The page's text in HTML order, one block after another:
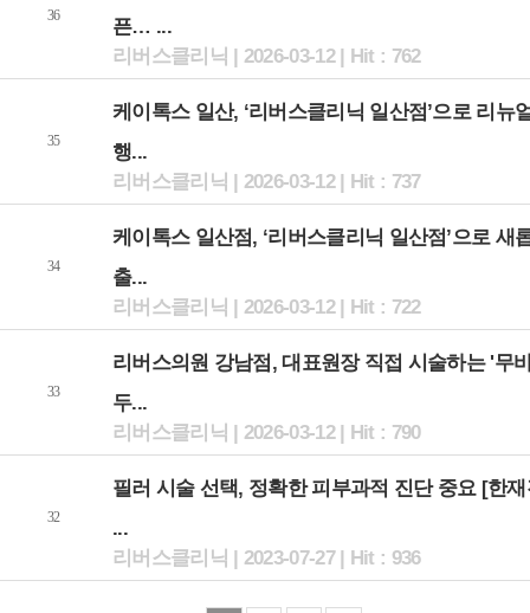
36
픈… ...
리버스클리닉 | 2026-03-12 | Hit : 762
35
케이톡스 일산, ‘리버스클리닉 일산점’으로 리뉴
행...
리버스클리닉 | 2026-03-12 | Hit : 737
34
케이톡스 일산점, ‘리버스클리닉 일산점’으로 새
출...
리버스클리닉 | 2026-03-12 | Hit : 722
33
리버스의원 강남점, 대표원장 직접 시술하는 '무
두...
리버스클리닉 | 2026-03-12 | Hit : 790
32
필러 시술 선택, 정확한 피부과적 진단 중요 [한
...
리버스클리닉 | 2023-07-27 | Hit : 936